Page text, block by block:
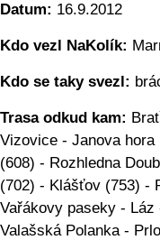
Datum: 16.9.2012
Kdo vezl NaKolík:
Kdo se taky svezl:
Trasa odkud kam:
Vizovice - Janova
(608) - Rozhledna
(702) - Klášťov (753) -
Vařákovy paseky -
Valašská Polanka -